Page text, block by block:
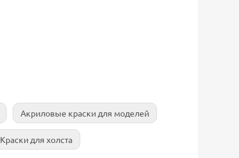
Акриловые краски для моделей
Краски для холста